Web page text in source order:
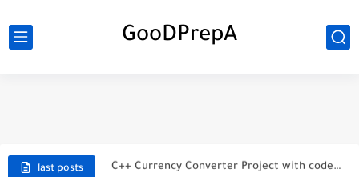
GooDPrepA
last posts C++ Number Guessing Game Project